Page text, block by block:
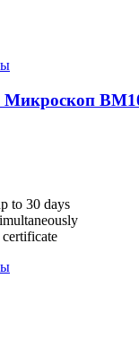
to 30 days